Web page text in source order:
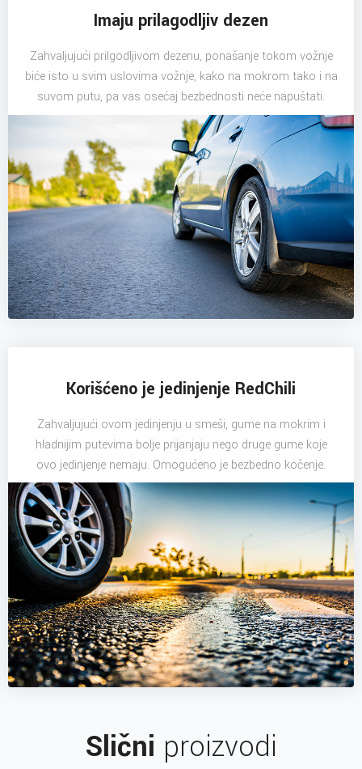
Imaju prilagodljiv dezen
Zahvaljujući prilgodljivom dezenu, ponašanje tokom vožnje
biće isto u svim uslovima vožnje, kako na mokrom tako i na
suvom putu, pa vas osećaj bezbednosti neće napuštati.
Korišćeno je jedinjenje RedChili
Zahvaljujući ovom jedinjenju u smeši, gume na mokrim i
hladnijim putevima bolje prijanjaju nego druge gume koje
ovo jedinjenje nemaju. Omogućeno je bezbedno kočenje.
Slični proizvodi